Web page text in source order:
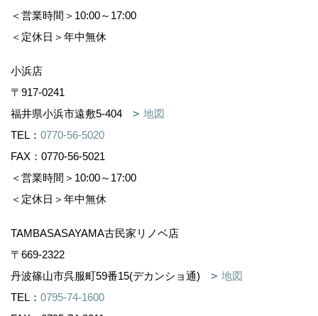
＜営業時間＞10:00～17:00
＜定休日＞年中無休
小浜店
〒917-0241
福井県小浜市遠敷5-404
地図
TEL： 0770-56-5020
FAX：0770-56-5021
＜営業時間＞10:00～17:00
＜定休日＞年中無休
TAMBASASAYAMA古民家リノベ店
〒669-2322
丹波篠山市呉服町59番15(デカンショ通)
地図
TEL： 0795-74-1600